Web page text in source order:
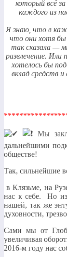
который всё
каждого из
Я знаю, что в
что они хотя бы
так сказала —
развлечение.
хотелось бы
вклад средств
Мы
дальнейшими
обществе!
Так, сильнейшие
в Клязьме, на
нас к себе. Но
нашей, так же
духовности,
Сами мы от
увеличивая
2016-м году нас